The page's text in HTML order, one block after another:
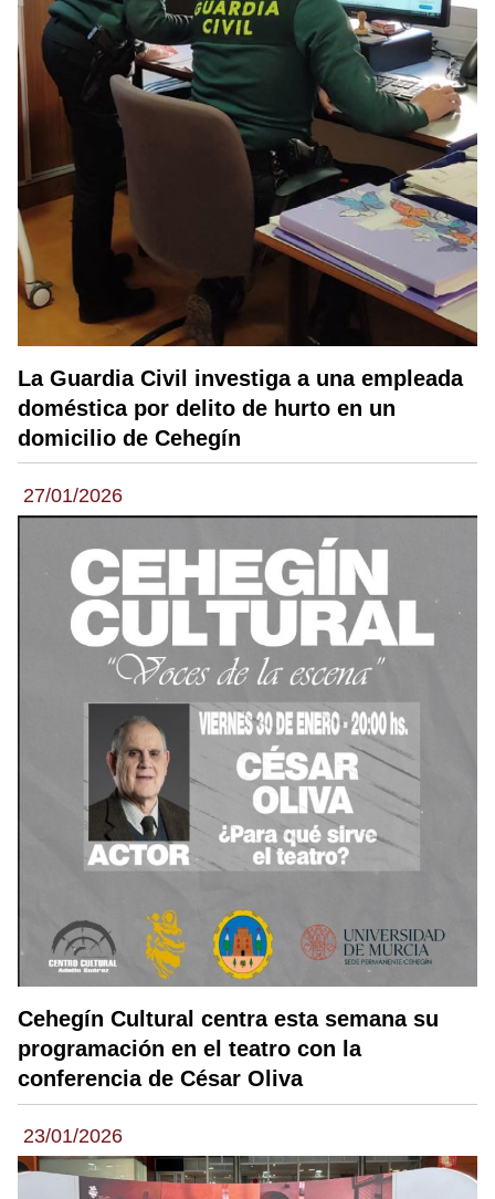
La Guardia Civil investiga a una empleada
doméstica por delito de hurto en un
domicilio de Cehegín
27/01/2026
Cehegín Cultural centra esta semana su
programación en el teatro con la
conferencia de César Oliva
23/01/2026